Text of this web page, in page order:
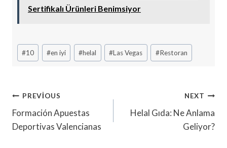
Sertifikalı Ürünleri Benimsiyor
Post
Tags:
#10 #en iyi #helal #Las Vegas #Restoran
Yazı
Gezinmesi
PREVIOUS
Formación Apuestas
Deportivas Valencianas
NEXT
Helal Gıda: Ne Anlama
Geliyor?